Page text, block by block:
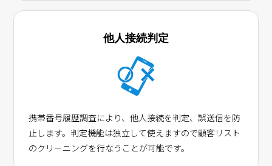
他人接続判定
携帯番号履歴調査により、他人接続を判定、誤送信を防
止します。判定機能は独立して使えますので顧客リスト
のクリーニングを行なうことが可能です。